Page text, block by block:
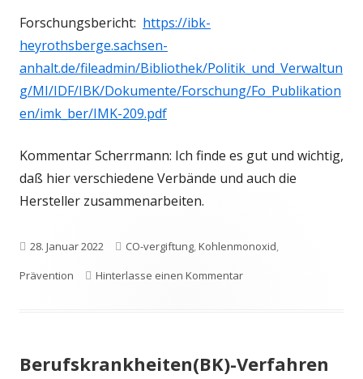
Forschungsbericht: https://ibk-
heyrothsberge.sachsen-
anhalt.de/fileadmin/Bibliothek/Politik_und_Verwaltun
g/MI/IDF/IBK/Dokumente/Forschung/Fo_Publikation
en/imk_ber/IMK-209.pdf
Kommentar Scherrmann: Ich finde es gut und wichtig,
daß hier verschiedene Verbände und auch die
Hersteller zusammenarbeiten.
Veröffentlicht
am
28. Januar 2022 Schlagwörter
CO-vergiftung,Kohlenmonoxid,
Prävention
Hinterlasse einen Kommentarzu Langzeitschäden
Berufskrankheiten(BK)-Verfahren